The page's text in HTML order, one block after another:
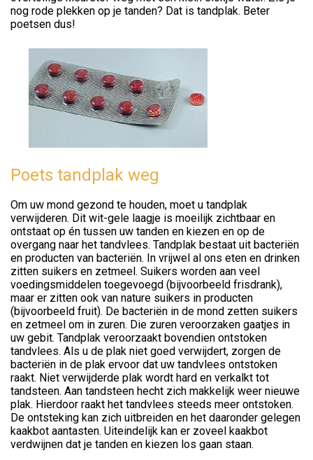
nog rode plekken op je tanden? Dat is tandplak. Beter
poetsen dus!
Poets tandplak weg
Om uw mond gezond te houden, moet u tandplak
verwijderen. Dit wit-gele laagje is moeilijk zichtbaar en
ontstaat op én tussen uw tanden en kiezen en op de
overgang naar het tandvlees. Tandplak bestaat uit bacteriën
en producten van bacteriën. In vrijwel al ons eten en drinken
zitten suikers en zetmeel. Suikers worden aan veel
voedingsmiddelen toegevoegd (bijvoorbeeld frisdrank),
maar er zitten ook van nature suikers in producten
(bijvoorbeeld fruit). De bacteriën in de mond zetten suikers
en zetmeel om in zuren. Die zuren veroorzaken gaatjes in
uw gebit. Tandplak veroorzaakt bovendien ontstoken
tandvlees. Als u de plak niet goed verwijdert, zorgen de
bacteriën in de plak ervoor dat uw tandvlees ontstoken
raakt. Niet verwijderde plak wordt hard en verkalkt tot
tandsteen. Aan tandsteen hecht zich makkelijk weer nieuwe
plak. Hierdoor raakt het tandvlees steeds meer ontstoken.
De ontsteking kan zich uitbreiden en het daaronder gelegen
kaakbot aantasten. Uiteindelijk kan er zoveel kaakbot
verdwijnen dat je tanden en kiezen los gaan staan.